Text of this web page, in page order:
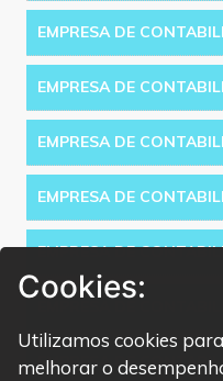
EMPRESA DE
EMPRESA DE
EMPRESA DE
EMPRESA DE
EMPRESA DE
EMPRESA DE
Cookies:
Utilizamos cookies
melhorar o